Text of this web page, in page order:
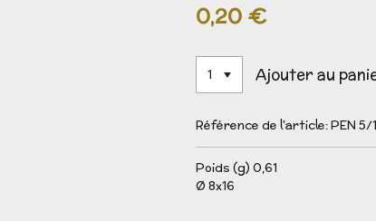
0,20 €
Ajouter au
Référence de l'article:PEN 5/
Poids (g) 0,61
Ø 8x16